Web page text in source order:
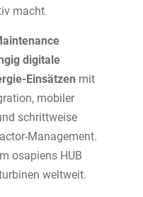
macht.
digitale
Einsätzen mit
mobiler
schrittweise
Management.
osapiens HUB
weltweit.